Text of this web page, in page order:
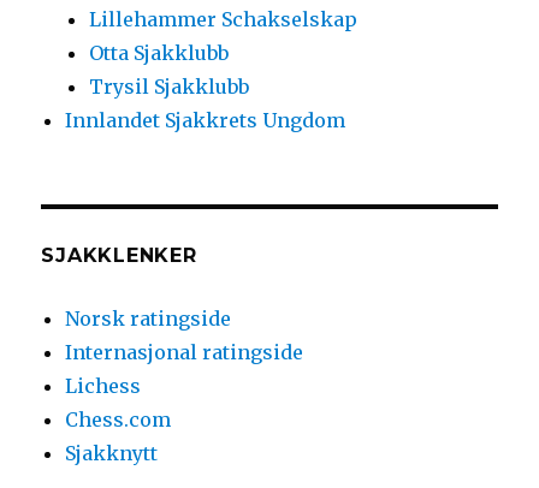
Lillehammer Schakselskap
Otta Sjakklubb
Trysil Sjakklubb
Innlandet Sjakkrets Ungdom
SJAKKLENKER
Norsk ratingside
Internasjonal ratingside
Lichess
Chess.com
Sjakknytt